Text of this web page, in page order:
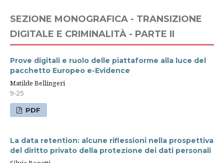
SEZIONE MONOGRAFICA - TRANSIZIONE
DIGITALE E CRIMINALITÀ - PARTE II
Prove digitali e ruolo delle piattaforme alla luce del
pacchetto Europeo e-Evidence
Matilde Bellingeri
9-25
PDF
La data retention: alcune riflessioni nella prospettiva
del diritto privato della protezione dei dati personali